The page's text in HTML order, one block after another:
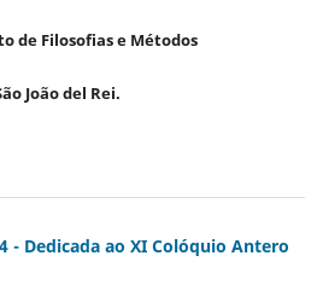
de Filosofias e Métodos
João del Rei.
- Dedicada ao XI Colóquio Antero